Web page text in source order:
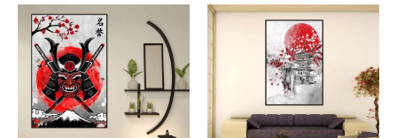
de
prix :
23,99€
à
138,99€
Plage
23,99€
106,99€